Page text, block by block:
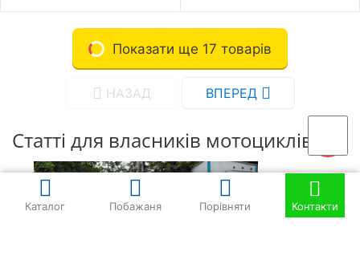
Показати ще 17 товарів
НАЗАД ВПЕРЕД
Статті для власників мотоциклів
Каталог Побажаня Порівняти Контакти